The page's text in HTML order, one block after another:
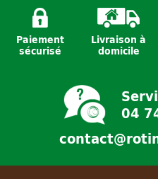
Cache pot
jonc/coton - GM
Abat-
jute -
Paiement
sécurisé
Livraison à
domicile
04